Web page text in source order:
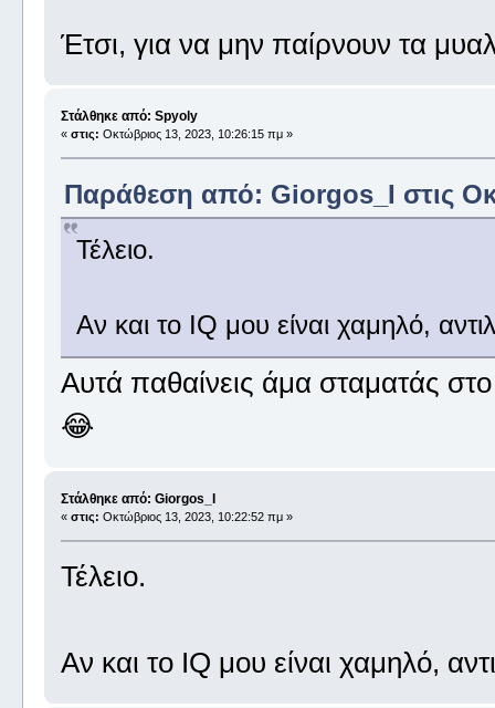
Έτσι, για να μην παίρνουν τα
Στάλθηκε από: Spyoly
« στις: Οκτώβριος 13, 2023, 10:26:15 πμ »
Παράθεση από: Giorgos_I στις
Τέλειο.
Αν και το IQ μου είναι χαμηλό,
Αυτά παθαίνεις άμα σταματάς στο
😂
Στάλθηκε από: Giorgos_I
« στις: Οκτώβριος 13, 2023, 10:22:52 πμ »
Τέλειο.
Αν και το IQ μου είναι χαμηλό,